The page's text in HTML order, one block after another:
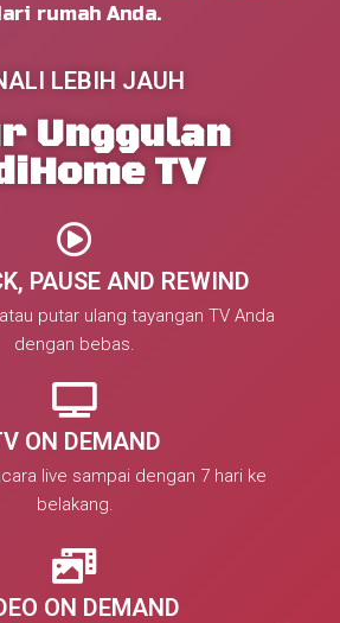
rumah Anda.
LEBIH JAUH
Unggulan
TV
PAUSE AND REWIND
putar ulang tayangan TV Anda
dengan bebas.
ON DEMAND
live sampai dengan 7 hari ke
belakang.
ON DEMAND